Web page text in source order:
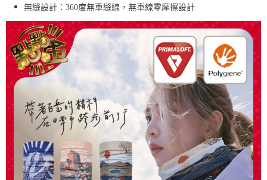
無縫設計：360度無車縫線，無車線零摩擦設計